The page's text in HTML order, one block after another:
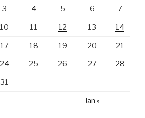
3 4 5 6 7
10 11 12 13 14
17 18 19 20 21
24 25 26 27 28
31
Jan »